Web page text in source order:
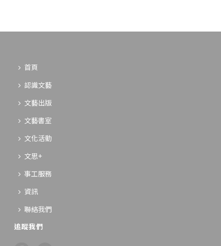
首頁
認識文藝
文藝出版
文藝書室
文化活動
文思+
事工服務
資訊
聯絡我們
追蹤我們